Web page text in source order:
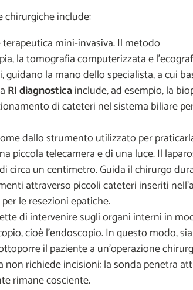
chirurgiche include:
mini-invasiva. Il metodo
la tomografia computerizzata e
la mano dello specialista, a cui
RI diagnosticainclude, ad esempio, la
di cateteri nel sistema biliare
dallo strumento utilizzato per
piccola telecamera e di una luce. Il
circa un centimetro. Guida il chirurgo
attraverso piccoli cateteri inseriti
le resezioni epatiche.
di intervenire sugli organi interni in
cioè l'endoscopio. In questo modo,
il paziente a un'operazione
richiede incisioni: la sonda penetra
rimane cosciente.